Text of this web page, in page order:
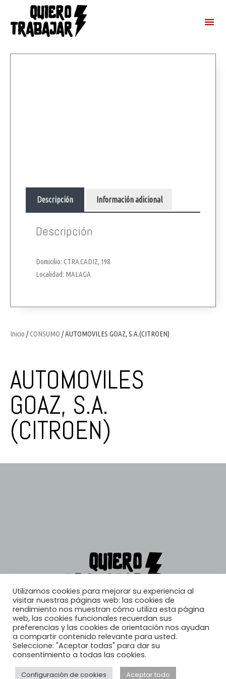
Inicio /CONSUMO / AUTOMOVILES GOAZ, S.A.(CITROEN)
AUTOMOVILES
GOAZ, S.A.
(CITROEN)
Descripción Información adicional
Descripción
Domicilio: CTRA.CADIZ, 198
Localidad: MALAGA
© 2026, Quiero Trabajar
Utilizamos cookies para mejorar su experiencia al
visitar nuestras páginas web: las cookies de
rendimiento nos muestran cómo utiliza esta página
web, las cookies funcionales recuerdan sus
preferencias y las cookies de orientación nos ayudan
a compartir contenido relevante para usted.
Seleccione: "Aceptar todas" para dar su
consentimiento a todas las cookies.
Configuración de cookies Aceptar todo